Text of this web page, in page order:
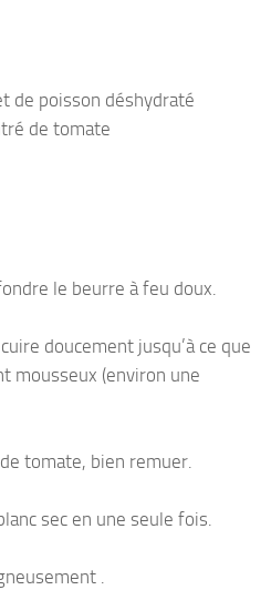
de poisson déshydraté
de tomate
le beurre à feu doux.
doucement jusqu’à ce que
mousseux (environ une
tomate, bien remuer.
sec en une seule fois.
.